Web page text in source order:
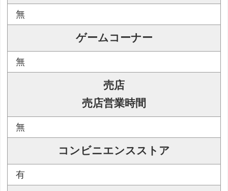
無
ゲームコーナー
無
売店
売店営業時間
無
コンビニエンスストア
有